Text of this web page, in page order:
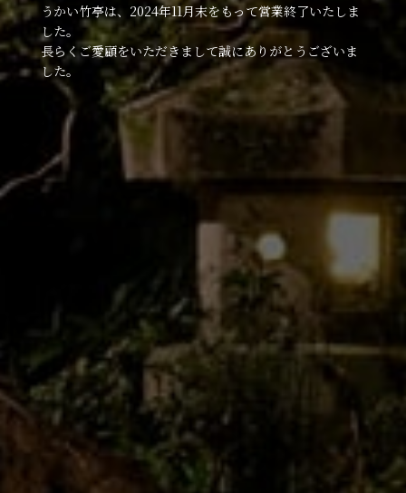
うかい竹亭は、2024年11月末をもって営業終了いたしま
した。
長らくご愛顧をいただきまして誠にありがとうございま
した。